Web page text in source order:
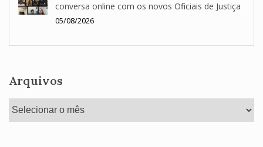
conversa online com os novos Oficiais de Justiça
05/08/2026
Arquivos
Arquivos